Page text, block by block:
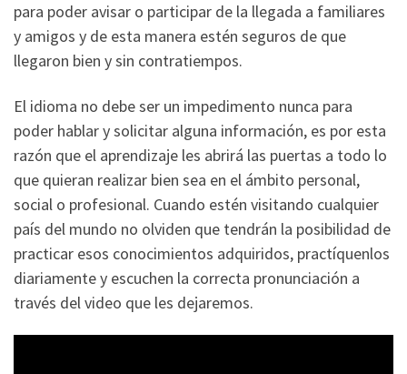
para poder avisar o participar de la llegada a familiares
y amigos y de esta manera estén seguros de que
llegaron bien y sin contratiempos.
El idioma no debe ser un impedimento nunca para
poder hablar y solicitar alguna información, es por esta
razón que el aprendizaje les abrirá las puertas a todo lo
que quieran realizar bien sea en el ámbito personal,
social o profesional. Cuando estén visitando cualquier
país del mundo no olviden que tendrán la posibilidad de
practicar esos conocimientos adquiridos, practíquenlos
diariamente y escuchen la correcta pronunciación a
través del video que les dejaremos.